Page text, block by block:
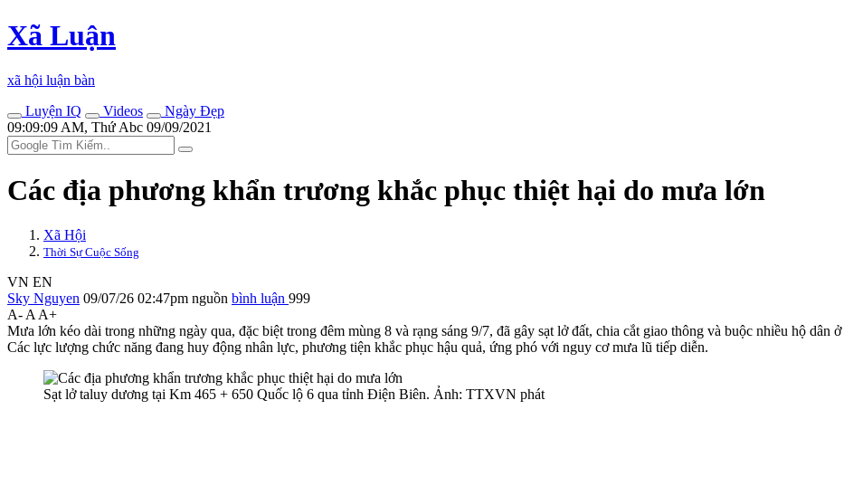
Xã Luận
xã hội luận bàn
Luyện IQ
Videos
Ngày Đẹp
09:09:09 AM, Thứ Abc 09/09/2021
Các địa phương khẩn trương khắc phục thiệt hại do mưa lớn
Xã Hội
Thời Sự Cuộc Sống
VN EN
Sky Nguyen 09/07/26 02:47pm nguồn bình luận 999
A- A A+
Mưa lớn kéo dài trong những ngày qua, đặc biệt trong đêm mùng 8 và rạng sáng 9/7, đã gây sạt lở đất, chia cắt giao thông và buộc nhiều hộ
Các lực lượng chức năng đang huy động nhân lực, phương tiện khắc phục hậu quả, ứng phó với nguy cơ mưa lũ tiếp diễn.
Sạt lở taluy dương tại Km 465 + 650 Quốc lộ 6 qua tỉnh Điện Biên. Ảnh: TTXVN phát